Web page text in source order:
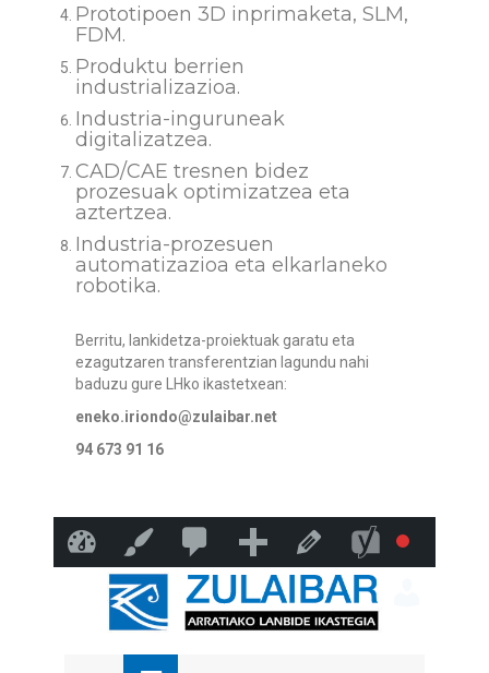
Prototipoen 3D inprimaketa, SLM,
FDM.
Produktu berrien
industrializazioa.
Industria-inguruneak
digitalizatzea.
CAD/CAE tresnen bidez
prozesuak optimizatzea eta
aztertzea.
Industria-prozesuen
automatizazioa eta elkarlaneko
robotika.
Berritu, lankidetza-proiektuak garatu eta
ezagutzaren transferentzian lagundu nahi
baduzu gure LHko ikastetxean:
eneko.iriondo@zulaibar.net
94 673 91 16
--> Zulaibar Arratiako Lanbide Ikastegia
Personalizar
Añadir Editar la